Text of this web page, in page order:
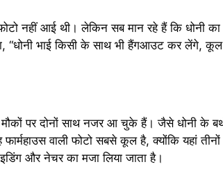
नहीं आई थी। लेकिन सब मान रहे हैं कि धोनी
भाई किसी के साथ भी हैंगआउट कर लेंगे,
पर दोनों साथ नजर आ चुके हैं। जैसे धोनी के
वाली फोटो सबसे कूल है, क्योंकि यहां
और नेचर का मजा लिया जाता है।